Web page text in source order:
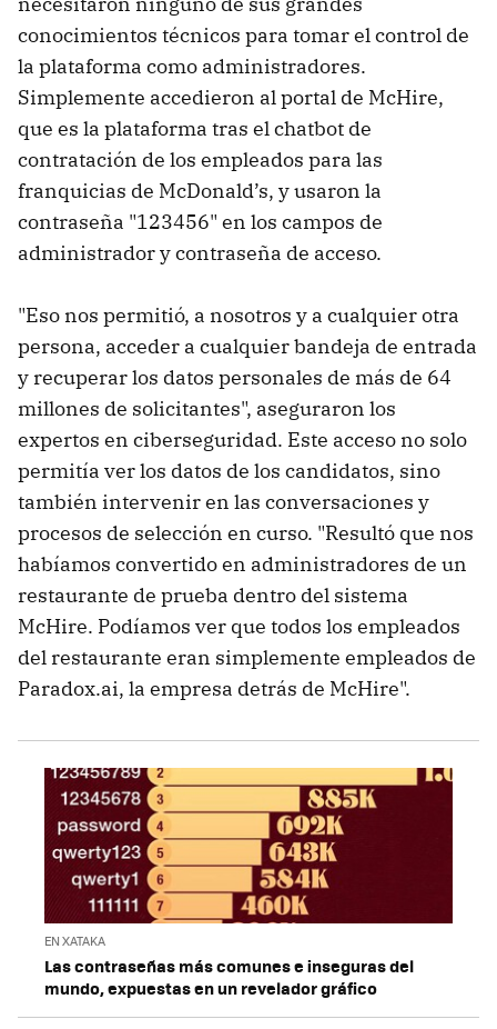
conocimientos técnicos para tomar el control de
la plataforma como administradores.
Simplemente accedieron al portal de McHire,
que es la plataforma tras el chatbot de
contratación de los empleados para las
franquicias de McDonald’s, y usaron la
contraseña "123456" en los campos de
administrador y contraseña de acceso.
"Eso nos permitió, a nosotros y a cualquier otra
persona, acceder a cualquier bandeja de entrada
y recuperar los datos personales de más de 64
millones de solicitantes", aseguraron los
expertos en ciberseguridad. Este acceso no solo
permitía ver los datos de los candidatos, sino
también intervenir en las conversaciones y
procesos de selección en curso. "Resultó que nos
habíamos convertido en administradores de un
restaurante de prueba dentro del sistema
McHire. Podíamos ver que todos los empleados
del restaurante eran simplemente empleados de
Paradox.ai, la empresa detrás de McHire".
EN XATAKA
Las contraseñas más comunes e inseguras del
mundo, expuestas en un revelador gráfico